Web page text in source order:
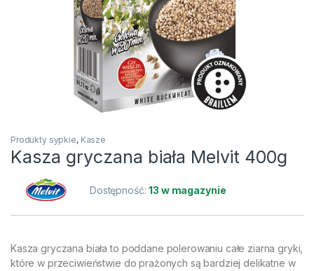
Produkty sypkie, Kasze
Kasza gryczana biała Melvit 400g
Dostępność:13 w magazynie
Kasza gryczana biała to poddane polerowaniu całe ziarna gryki,
które w przeciwieństwie do prażonych są bardziej delikatne w